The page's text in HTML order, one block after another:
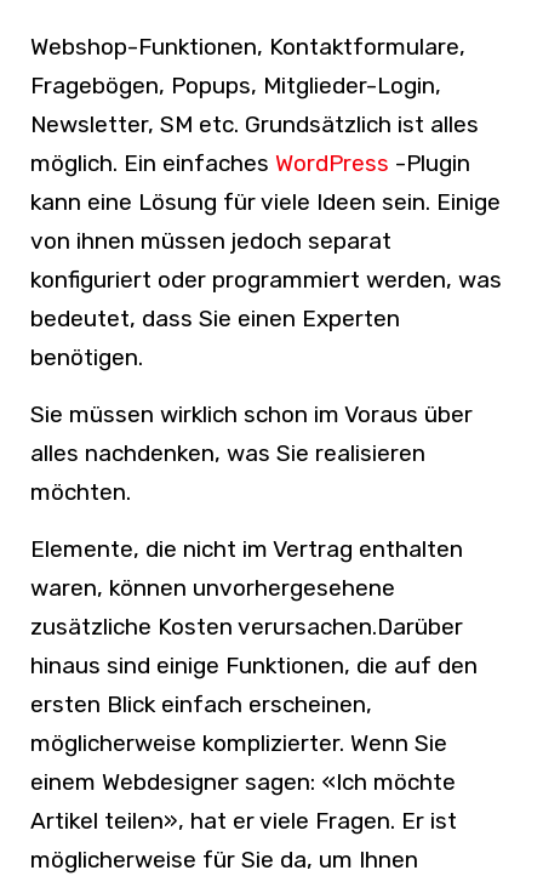
Webshop-Funktionen, Kontaktformulare,
Fragebögen, Popups, Mitglieder-Login,
Newsletter, SM etc. Grundsätzlich ist alles
möglich. Ein einfaches WordPress -Plugin
kann eine Lösung für viele Ideen sein. Einige
von ihnen müssen jedoch separat
konfiguriert oder programmiert werden, was
bedeutet, dass Sie einen Experten
benötigen.
Sie müssen wirklich schon im Voraus über
alles nachdenken, was Sie realisieren
möchten.
Elemente, die nicht im Vertrag enthalten
waren, können unvorhergesehene
zusätzliche Kosten verursachen.Darüber
hinaus sind einige Funktionen, die auf den
ersten Blick einfach erscheinen,
möglicherweise komplizierter. Wenn Sie
einem Webdesigner sagen: «Ich möchte
Artikel teilen», hat er viele Fragen. Er ist
möglicherweise für Sie da, um Ihnen